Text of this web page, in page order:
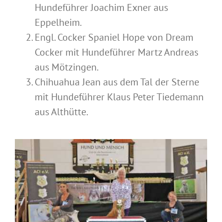
Hundeführer Joachim Exner aus
Eppelheim.
Engl. Cocker Spaniel Hope von Dream
Cocker mit Hundeführer Martz Andreas
aus Mötzingen.
Chihuahua Jean aus dem Tal der Sterne
mit Hundeführer Klaus Peter Tiedemann
aus Althütte.